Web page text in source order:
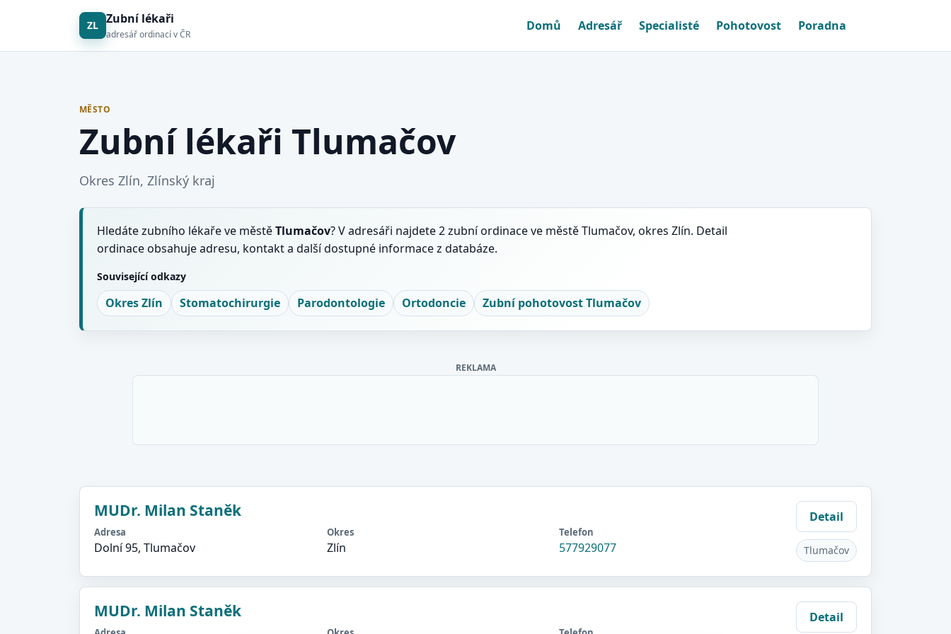
ZL Zubní lékaři
adresář ordinací v ČR
Domů Adresář Specialisté Pohotovost Poradna
MĚSTO
Zubní lékaři Tlumačov
Okres Zlín, Zlínský kraj
Hledáte zubního lékaře ve městěTlumačov? V adresáři najdete 2 zubní ordinace ve městě Tlumačov, okres Zlín. Detail
ordinace obsahuje adresu, kontakt a další dostupné informace z databáze.
Související odkazy
Okres Zlín Stomatochirurgie Parodontologie Ortodoncie Zubní pohotovost Tlumačov
REKLAMA
MUDr. Milan Staněk
Adresa
Dolní 95, Tlumačov
Okres
Zlín
Telefon
577929077
Detail
Tlumačov
MUDr. Milan Staněk Detail